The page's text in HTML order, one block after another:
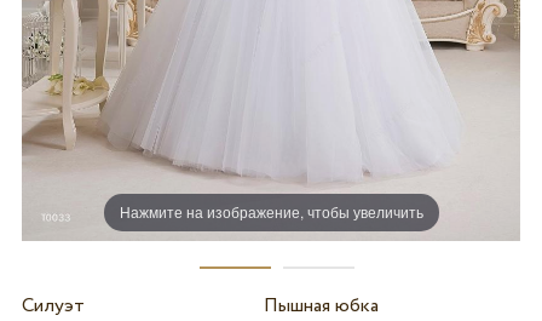
Нажмите на изображение, чтобы увеличить
Силуэт
Пышная юбка